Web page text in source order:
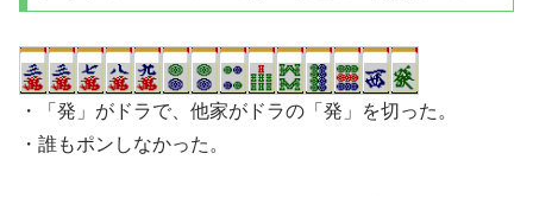
・「発」がドラで、他家がドラの「発」を切った。
・誰もポンしなかった。